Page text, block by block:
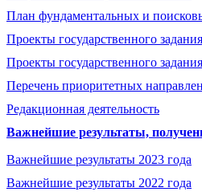
План фундаментальных и
Проекты государственного
Проекты государственного
Перечень приоритетных
Редакционная деятельность
Важнейшие результаты,
Важнейшие результаты 2023 года
Важнейшие результаты 2022 года